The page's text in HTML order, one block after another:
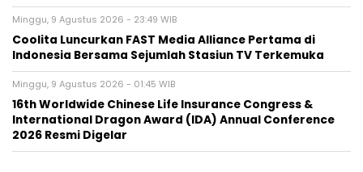
Minggu, 9 Agustus 2026 - 23:49 WIB
Coolita Luncurkan FAST Media Alliance Pertama di
Indonesia Bersama Sejumlah Stasiun TV Terkemuka
Minggu, 9 Agustus 2026 - 01:45 WIB
16th Worldwide Chinese Life Insurance Congress &
International Dragon Award (IDA) Annual Conference
2026 Resmi Digelar